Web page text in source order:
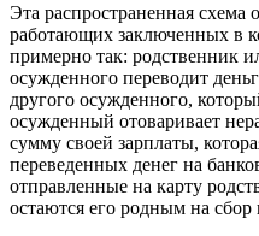
Эта распространенная схема
работающих заключенных в
примерно так: родственник
осужденного переводит
другого осужденного,
осужденный отоваривает
сумму своей зарплаты,
переведенных денег на
отправленные на карту
остаются его родным на сбор